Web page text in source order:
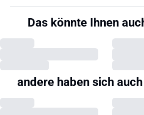
Das könnte Ihnen
andere haben sich